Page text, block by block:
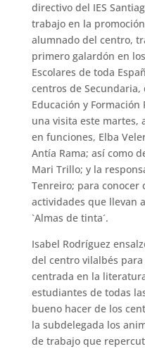
directivo del IES
trabajo en la
alumnado del centro,
primero galardón en
Escolares de toda
centros de
Educación y
una visita este martes,
en funciones, Elba
Antía Rama; así como
Mari Trillo; y la
Tenreiro; para conocer
actividades que llevan
`Almas de tinta´.
Isabel Rodríguez
del centro vilalbés
centrada en la
estudiantes de todas
bueno hacer de los
la subdelegada los
de trabajo que